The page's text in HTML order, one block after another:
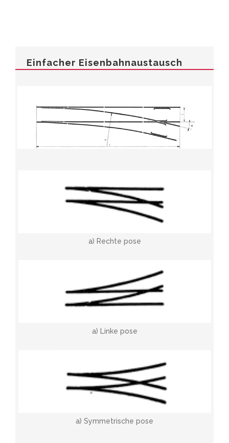
Einfacher Eisenbahnaustausch
a) Rechte pose
a) Linke pose
a) Symmetrische pose